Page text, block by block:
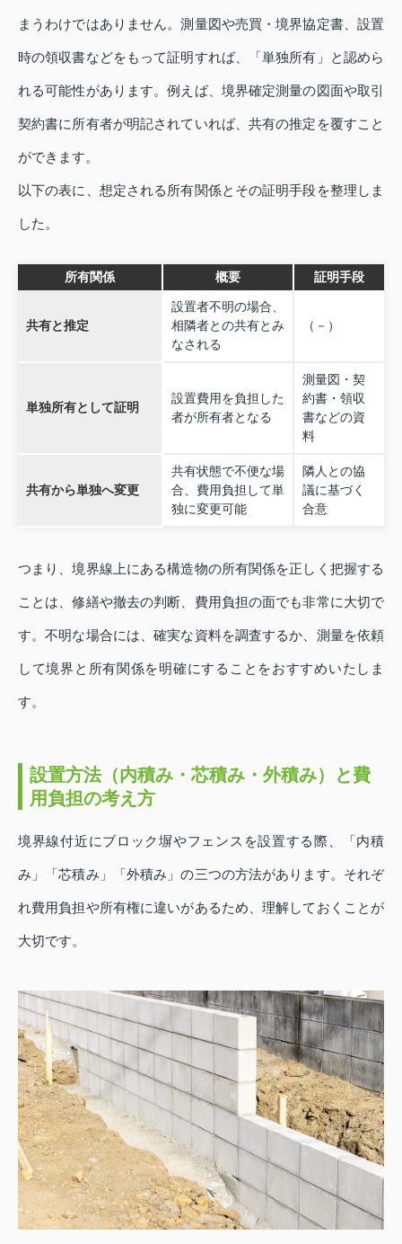
まうわけではありません。測量図や売買・境界協定書、設置
時の領収書などをもって証明すれば、「単独所有」と認めら
れる可能性があります。例えば、境界確定測量の図面や取引
契約書に所有者が明記されていれば、共有の推定を覆すこと
ができます。
以下の表に、想定される所有関係とその証明手段を整理しま
した。
所有関係 概要 証明手段
共有と推定
設置者不明の場合、
相隣者との共有とみ
なされる
（－）
単独所有として証明
設置費用を負担した
者が所有者となる
測量図・契
約書・領収
書などの資
料
共有から単独へ変更
共有状態で不便な場
合、費用負担して単
独に変更可能
隣人との協
議に基づく
合意
つまり、境界線上にある構造物の所有関係を正しく把握する
ことは、修繕や撤去の判断、費用負担の面でも非常に大切で
す。不明な場合には、確実な資料を調査するか、測量を依頼
して境界と所有関係を明確にすることをおすすめいたしま
す。
設置方法（内積み・芯積み・外積み）と費
用負担の考え方
境界線付近にブロック塀やフェンスを設置する際、「内積
み」「芯積み」「外積み」の三つの方法があります。それぞ
れ費用負担や所有権に違いがあるため、理解しておくことが
大切です。